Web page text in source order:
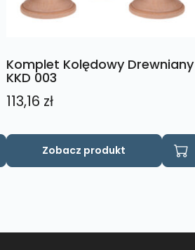
Komplet Kolędowy Drewniany
KKD 003
113,16 zł
Zobacz produkt
Ten
produkt
Opcje